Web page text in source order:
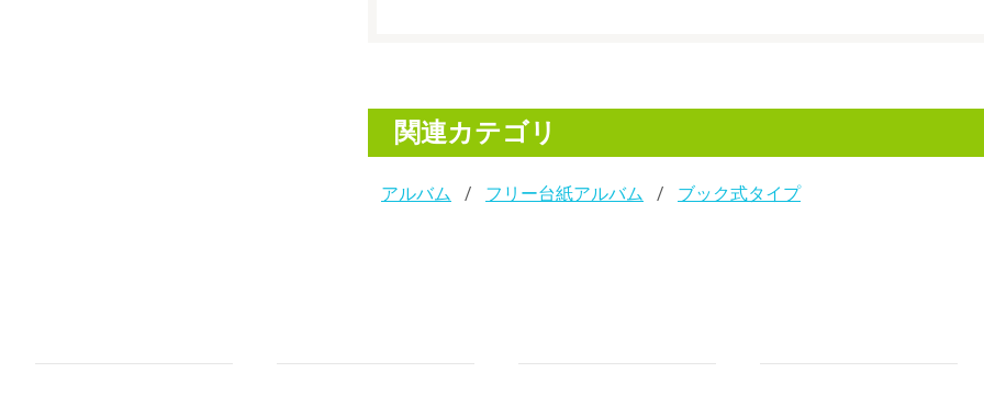
関連カテゴリ
アルバム フリー台紙アルバム ブック式タイプ